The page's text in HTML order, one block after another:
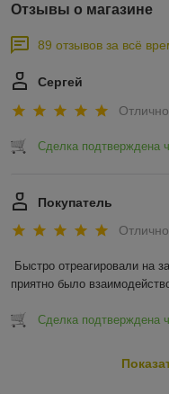
Отзывы о магазине
89 отзывов за всё
Сергей
Отлично
Сделка подтверждена
Покупатель
Отлично
Быстро отреагировали на
приятно было
Сделка подтверждена